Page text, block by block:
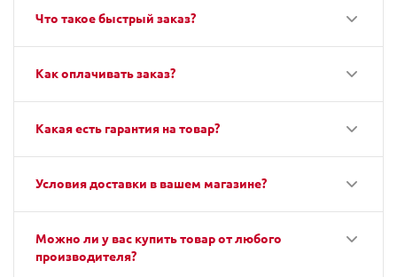
Что такое быстрый заказ?
Как оплачивать заказ?
Какая есть гарантия на товар?
Условия доставки в вашем магазине?
Можно ли у вас купить товар от любого
производителя?